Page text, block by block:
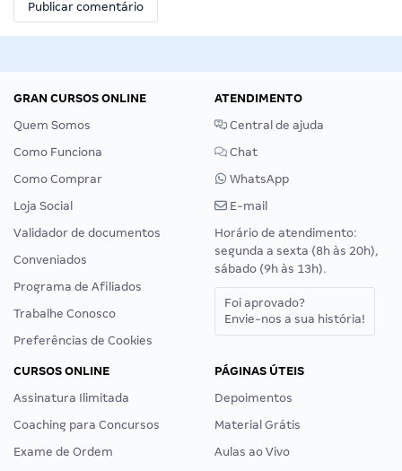
GRAN CURSOS ONLINE
Quem Somos
Como Funciona
Como Comprar
Loja Social
Validador de documentos
Conveniados
Programa de Afiliados
Trabalhe Conosco
Preferências de Cookies
ATENDIMENTO
Central de ajuda
Chat
WhatsApp
E-mail
Horário de atendimento:
segunda a sexta (8h às 20h),
sábado (9h às 13h).
Foi aprovado?
Envie-nos a sua história!
CURSOS ONLINE
Assinatura Ilimitada
Coaching para Concursos
Exame de Ordem
PÁGINAS ÚTEIS
Depoimentos
Material Grátis
Aulas ao Vivo